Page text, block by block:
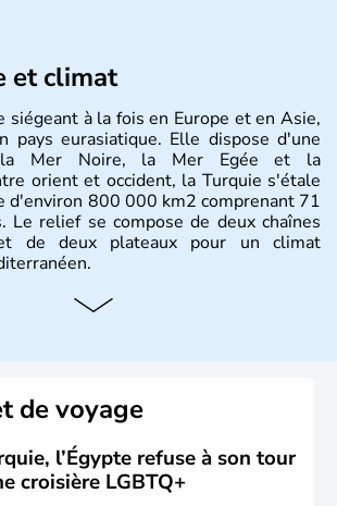
et climat
à la fois en Europe et en Asie,
pays eurasiatique. Elle dispose d'une
la Mer Noire, la Mer Egée et la
orient et occident, la Turquie s'étale
d'environ 800 000 km2 comprenant 71
Le relief se compose de deux chaînes
et de deux plateaux pour un climat
en 1299 les fondations de l'Empire
avoir rattaché l'Anatolie et la Thrace
turc, la République est proclamée
Ankara remplace alors Istanbul au
pays.
de voyage
l’Égypte refuse à son tour
croisière LGBTQ+